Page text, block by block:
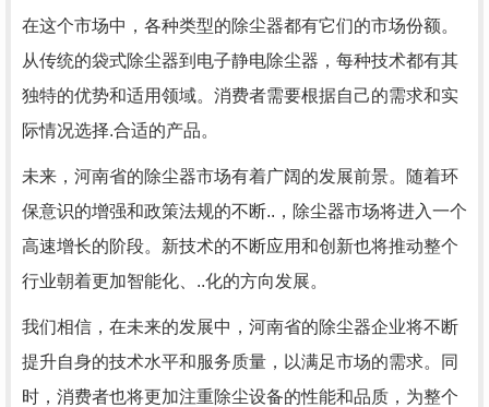
在这个市场中，各种类型的除尘器都有它们的市场份额。
从传统的袋式除尘器到电子静电除尘器，每种技术都有其
独特的优势和适用领域。消费者需要根据自己的需求和实
际情况选择.合适的产品。
未来，河南省的除尘器市场有着广阔的发展前景。随着环
保意识的增强和政策法规的不断..，除尘器市场将进入一个
高速增长的阶段。新技术的不断应用和创新也将推动整个
行业朝着更加智能化、..化的方向发展。
我们相信，在未来的发展中，河南省的除尘器企业将不断
提升自身的技术水平和服务质量，以满足市场的需求。同
时，消费者也将更加注重除尘设备的性能和品质，为整个